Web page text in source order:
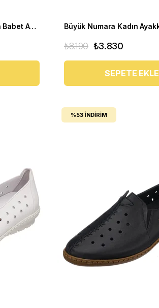
Büyük Numara Yazlık Kadın Babet Ayakkabı PR 3311 Siyah
₺3.830
₺8.190
SEPETE EKLE
%53 İNDIRIM